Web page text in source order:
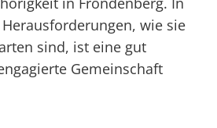
wie sie
sind, ist eine gut
Gemeinschaft